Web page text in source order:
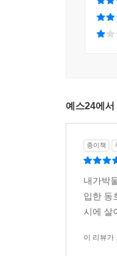
예스24에
종이책
내가박
입한 동
시에 살
이 리뷰가